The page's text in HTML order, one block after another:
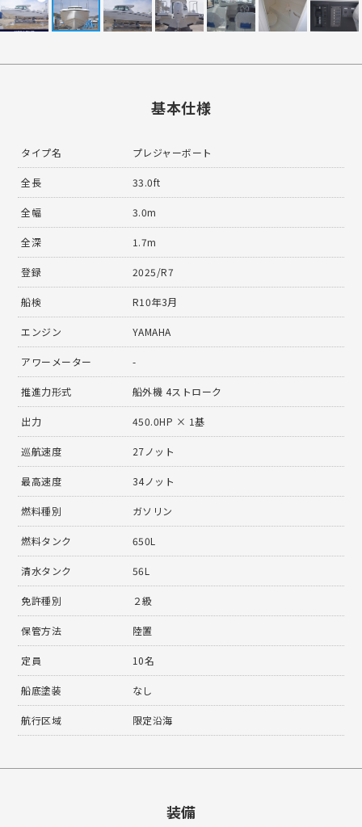
基本仕様
タイプ名 プレジャーボート
全長 33.0ft
全幅 3.0m
全深 1.7m
登録 2025/R7
船検 R10年3月
エンジン YAMAHA
アワーメーター -
推進力形式 船外機 4ストローク
出力 450.0HP × 1基
巡航速度 27ノット
最高速度 34ノット
燃料種別 ガソリン
燃料タンク 650L
清水タンク 56L
免許種別 ２級
保管方法 陸置
定員 10名
船底塗装 なし
航行区域 限定沿海
装備